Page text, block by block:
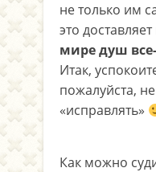
не только им
это
мире душ
Итак,
пожалуйста,
«исправлять»
Как можно